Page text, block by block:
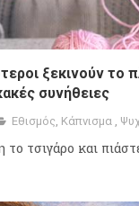
ξεκινούν το
συνήθειες
Εθισμός Κάπνισμα
τσιγάρο και